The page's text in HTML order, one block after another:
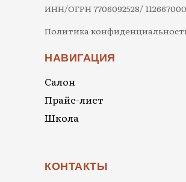
Политика
НАВИГАЦИЯ
Салон
Прайс-лист
Школа
КОНТАКТЫ
ИНН/ОГРН 7706092528/